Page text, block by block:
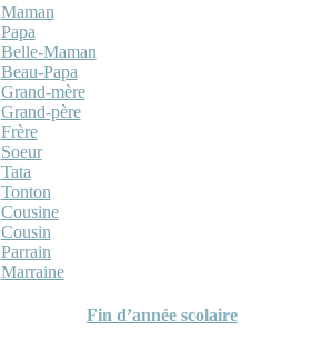
Maman
Papa
Belle-Maman
Beau-Papa
Grand-mère
Grand-père
Frère
Soeur
Tata
Tonton
Cousine
Cousin
Parrain
Marraine
Fin d’année scolaire